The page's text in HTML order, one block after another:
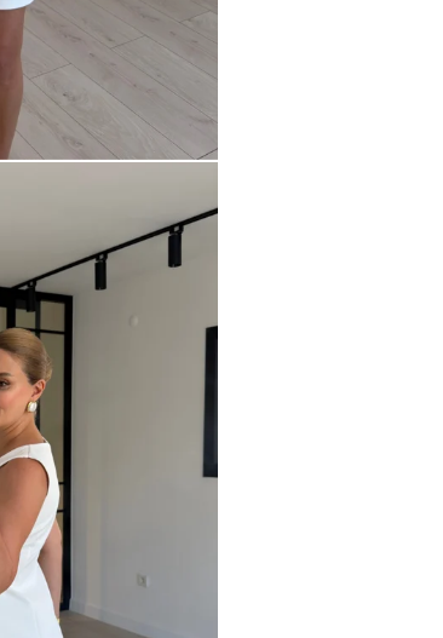
×
Olun,
haberiniz olsun, kayıt
yararlanın!
E-Posta,
olmak istediğimi
için tıklayın